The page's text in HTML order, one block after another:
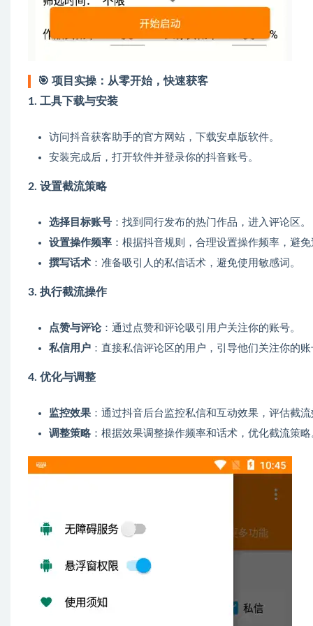
🎯 项目实操：从零开始，快速获客
1. 工具下载与安装
访问抖音获客助手的官方网站，下载安卓版软件。
安装完成后，打开软件并登录你的抖音账号。
2. 设置截流策略
选择目标账号 ：找到同行发布的热门作品，进入评论区。
设置操作频率 ：根据抖音规则，合理设置操作频率，避免
撰写话术 ：准备吸引人的私信话术，避免使用敏感词。
3. 执行截流操作
点赞与评论：通过点赞和评论吸引用户关注你的账号。
私信用户 ：直接私信评论区的用户，引导他们关注你的账
4. 优化与调整
监控效果 ：通过抖音后台监控私信和互动效果，评估截流
调整策略 ：根据效果调整操作频率和话术，优化截流策略